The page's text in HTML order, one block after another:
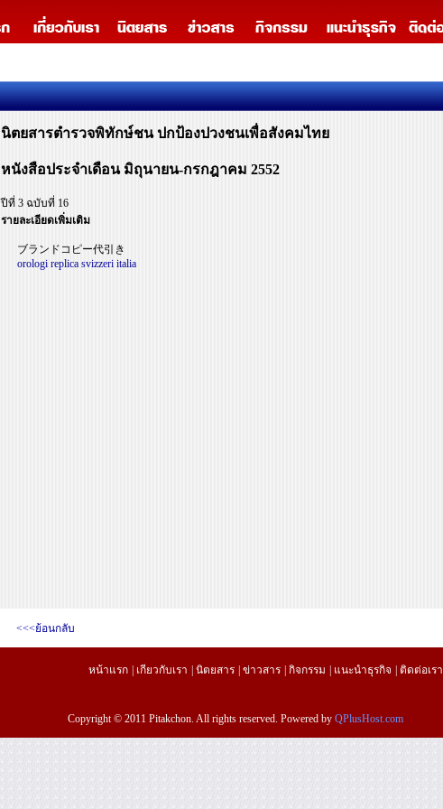
นิตยสารตำรวจพิทักษ์ชน ปกป้องปวงชนเพื่อสังคมไทย
หนังสือประจำเดือน มิถุนายน-กรกฎาคม 2552
ปีที่ 3 ฉบับที่ 16
รายละเอียดเพิ่มเติม
ブランドコピー代引き
orologi replica svizzeri italia
<<<ย้อนกลับ
หน้าแรก เกียวกับเรา นิตยสาร ข่าวสาร กิจกรรม แนะนำธุรกิจ ติดต่อเรา
Copyright © 2011 Pitakchon. All rights reserved. Powered by QPlusHost.com